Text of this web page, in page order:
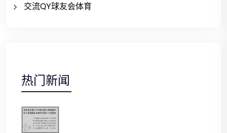
交流QY球友会体育
热门新闻